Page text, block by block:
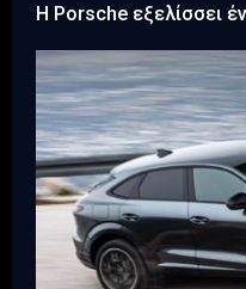
Η Porsche εξελίσσει